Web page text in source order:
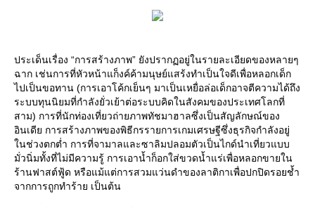
ประเด็นเรื่อง “การสร้างภาพ” ยังปรากฏอยู่ในรายละเอียดของหลายๆ
ฉาก เช่นการที่หัวหน้าแก็งค์ค้ามนุษย์แสร้งทำเป็นใจดีเพื่อหลอกเด็ก
ไปเป็นขอทาน (การเอาโค้กเย็นๆ มาเป็นเหยื่อล่อเด็กอาจตีความได้ถึง
ระบบทุนนิยมที่กำลังยั่วเย้าต่อระบบคิดในสังคมของประเทศโลกที่
สาม) การที่นักท่องเที่ยวถ่ายภาพทัชมาฮาลซึ่งเป็นสัญลักษณ์ของ
อินเดีย การสร้างภาพของพิธีกรรายการเกมเศรษฐีซึ่งธุรกิจกำลังอยู่
นช่วงตกต่ำ การที่จามาลและซาลิมปลอมตัวเป็นไกด์นำเที่ยวแบบ
มั่วนิ่มทั้งที่ไม่มีความรู้ การเอาน้ำก็อกใส่ขวดน้ำแร่เพื่อหลอกขายใน
ร้านฟาสต์ฟู้ด หรือแม้แต่การสวมแว่นดำของลาติกาเพื่อปกปิดรอยช้ำ
จากการถูกทำร้าย เป็นต้น